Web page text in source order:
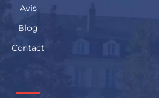
Avis
Blog
Contact